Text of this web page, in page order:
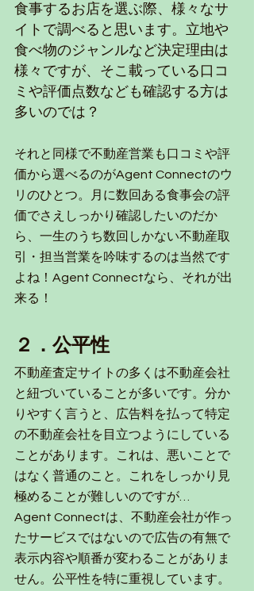
食事するお店を選ぶ際、様々なサ
イトで調べると思います。立地や
食べ物のジャンルなど決定理由は
様々ですが、そこ載っている口コ
ミや評価点数なども確認する方は
多いのでは？
それと同様で不動産営業も口コミや評
価から選べるのがAgent Connectのウ
リのひとつ。月に数回ある食事会の評
価でさえしっかり確認したいのだか
ら、一生のうち数回しかない不動産取
引・担当営業を吟味するのは当然です
よね！Agent Connectなら、それが出
来る！
２．公平性
不動産査定サイトの多くは不動産会社
と紐づいていることが多いです。分か
りやすく言うと、広告料を払って特定
の不動産会社を目立つようにしている
ことがあります。これは、悪いことで
はなく普通のこと。これをしっかり見
極めることが難しいのですが…
Agent Connectは、不動産会社が作っ
たサービスではないので広告の有無で
表示内容や順番が変わることがありま
せん。公平性を特に重視しています。